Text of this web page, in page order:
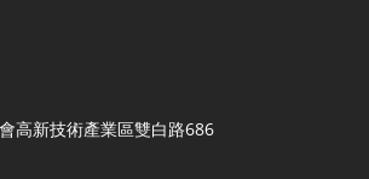
高新技術產業區雙白路686